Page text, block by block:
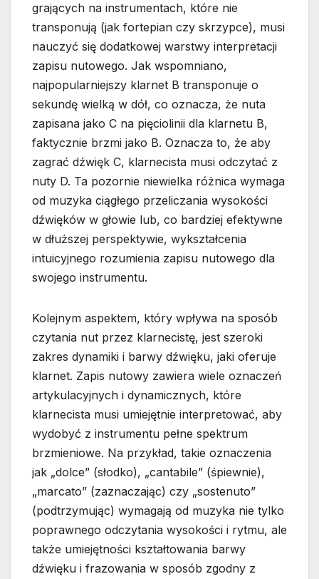
grających na instrumentach, które nie
transponują (jak fortepian czy skrzypce), musi
nauczyć się dodatkowej warstwy interpretacji
zapisu nutowego. Jak wspomniano,
najpopularniejszy klarnet B transponuje o
sekundę wielką w dół, co oznacza, że nuta
zapisana jako C na pięciolinii dla klarnetu B,
faktycznie brzmi jako B. Oznacza to, że aby
zagrać dźwięk C, klarnecista musi odczytać z
nuty D. Ta pozornie niewielka różnica wymaga
od muzyka ciągłego przeliczania wysokości
dźwięków w głowie lub, co bardziej efektywne
w dłuższej perspektywie, wykształcenia
intuicyjnego rozumienia zapisu nutowego dla
swojego instrumentu.
Kolejnym aspektem, który wpływa na sposób
czytania nut przez klarnecistę, jest szeroki
zakres dynamiki i barwy dźwięku, jaki oferuje
klarnet. Zapis nutowy zawiera wiele oznaczeń
artykulacyjnych i dynamicznych, które
klarnecista musi umiejętnie interpretować, aby
wydobyć z instrumentu pełne spektrum
brzmieniowe. Na przykład, takie oznaczenia
jak „dolce” (słodko), „cantabile” (śpiewnie),
„marcato” (zaznaczając) czy „sostenuto”
(podtrzymując) wymagają od muzyka nie tylko
poprawnego odczytania wysokości i rytmu, ale
także umiejętności kształtowania barwy
dźwięku i frazowania w sposób zgodny z